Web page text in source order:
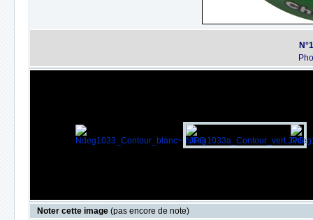
Noter cette image (pas encore de note)